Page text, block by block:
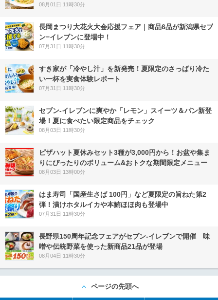
08月01日 11時30分
長岡まつり大花火大会応援フェア｜商品6品が新潟県セブ
ン−イレブンに登場中！
07月31日 11時30分
すき家が「冷やし汁」を新発売！夏限定のさっぱり冷た
い一杯を実食体験レポート
07月31日 11時30分
セブン‐イレブンに爽やか「レモン」スイーツ＆パン新登
場！夏に食べたい限定商品をチェック
08月03日 11時30分
ピザハット夏休みセット3種が3,000円から！お盆や集ま
りにぴったりのボリューム&おトクな期間限定メニュー
08月03日 13時00分
はま寿司「国産生さば 100円」など夏限定の旨ねた第2
弾！漬けホタルイカや本鮪ほほ肉も登場中
07月31日 11時30分
長野県150周年記念フェアがセブン-イレブンで開催 味
噌や伝統野菜を使った新商品21品が登場
08月04日 11時30分
ページの先頭へ